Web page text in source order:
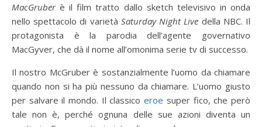
MacGruberè il film tratto dallo sketch televisivo in onda
nello spettacolo di varietà Saturday Night Live della NBC. Il
protagonista è la parodia dell’agente governativo
MacGyver, che dà il nome all’omonima serie tv di successo.
Il nostro McGruber è sostanzialmente l’uomo da chiamare
quando non si ha più nessuno da chiamare. L’uomo giusto
per salvare il mondo. Il classicoeroe super fico, che però
tale non è, perché ognuna delle sue azioni diventa un